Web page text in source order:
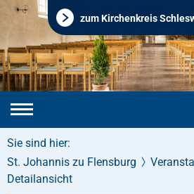
zum Kirchenkreis
Sie sind hier:
St. Johannis zu Flensburg
Detailansicht